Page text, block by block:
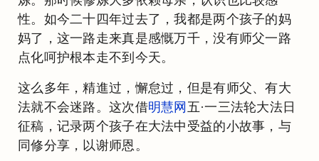
性。如今二十四年过去了，我都是两个孩子的妈
妈了，这一路走来真是感慨万千，没有师父一路
点化呵护根本走不到今天。
这么多年，精進过，懈怠过，但是有师父、有大
法就不会迷路。这次借明慧网 五·一三法轮大法日
征稿，记录两个孩子在大法中受益的小故事，与
同修分享，以谢师恩。